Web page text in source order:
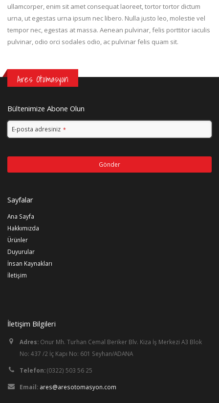
ullamcorper, enim sit amet consequat laoreet, tortor tortor dictum
urna, ut egestas urna ipsum nec libero. Nulla justo leo, molestie vel
tempor nec, egestas at massa. Aenean pulvinar, felis porttitor iaculis
pulvinar, odio orci sodales odio, ac pulvinar felis quam sit.
Ares Otomasyon
Bültenimize Abone Olun
E-posta adresiniz *
Gönder
boş
bırakılmalıdır
Sayfalar
Ana Sayfa
Hakkımızda
Ürünler
Duyurular
İnsan Kaynakları
İletişim
İletişim Bilgileri
Adres: Onur Mh. Turhan Cemal Beriker Blv. Kiza İş Merkezi A3 Blok
No: 437 /2 İç Kapı No: 601 Seyhan/ADANA
Telefon:(0322) 503 56 25
Email: ares@aresotomasyon.com